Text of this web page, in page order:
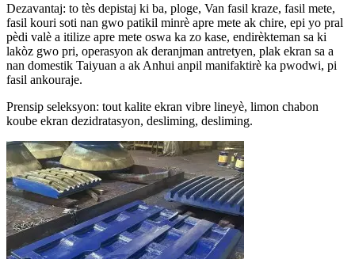
Dezavantaj: to tès depistaj ki ba, ploge, Van fasil kraze, fasil mete,
fasil kouri soti nan gwo patikil minrè apre mete ak chire, epi yo pral
pèdi valè a itilize apre mete oswa ka zo kase, endirèkteman sa ki
lakòz gwo pri, operasyon ak deranjman antretyen, plak ekran sa a
nan domestik Taiyuan a ak Anhui anpil manifaktirè ka pwodwi, pi
fasil ankouraje.
Prensip seleksyon: tout kalite ekran vibre lineyè, limon chabon
koube ekran dezidratasyon, desliming, desliming.